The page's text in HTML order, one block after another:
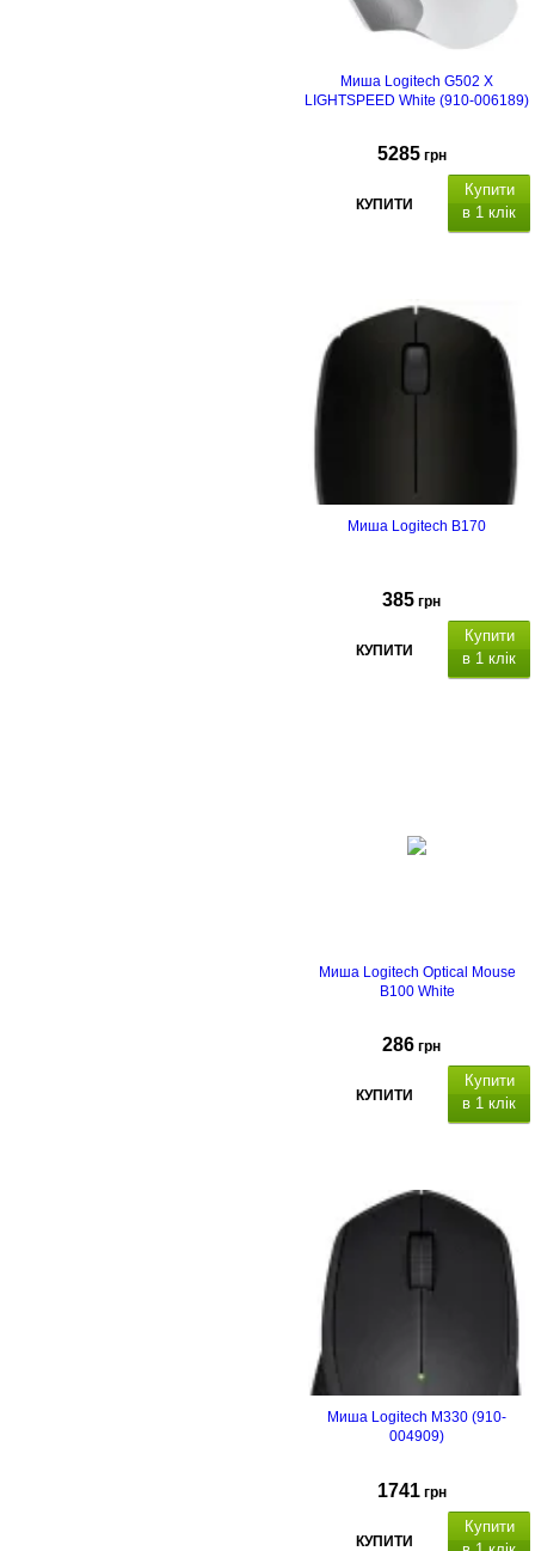
Миша Logitech G502 X
LIGHTSPEED White (910-006189)
5285 грн
КУПИТИ
Купити
в 1 клік
Миша Logitech B170
385 грн
КУПИТИ
Купити
в 1 клік
Миша Logitech Optical Mouse
B100 White
286 грн
КУПИТИ
Купити
в 1 клік
Миша Logitech M330 (910-
004909)
1741 грн
КУПИТИ
Купити